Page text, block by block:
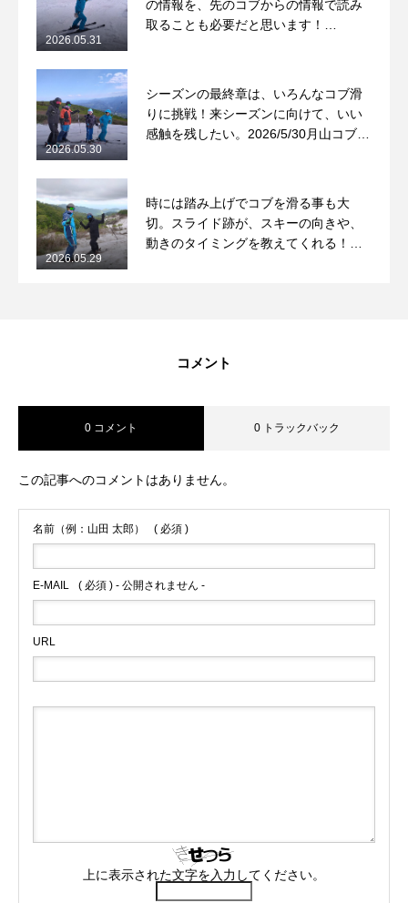
の情報を、先のコブからの情報で読み
取ることも必要だと思います！
2026.05.31
シーズンの最終章は、いろんなコブ滑
りに挑戦！来シーズンに向けて、いい
感触を残したい。2026/5/30月山コブレ
2026.05.30
時には踏み上げでコブを滑る事も大
切。スライド跡が、スキーの向きや、
動きのタイミングを教えてくれる！
2026.05.29
コメント
0 コメント 0 トラックバック
この記事へのコメントはありません。
名前（例：山田 太郎） ( 必須 )
E-MAIL ( 必須 ) - 公開されません -
URL
上に表示された文字を入力してください。